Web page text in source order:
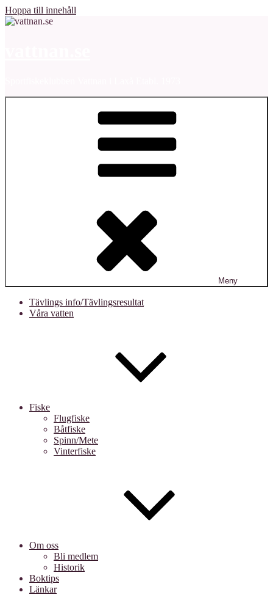
Hoppa till innehåll
Meny
Tävlings info/Tävlingsresultat
Våra vatten
Fiske
Flugfiske
Båtfiske
Spinn/Mete
Vinterfiske
Om oss
Bli medlem
Historik
Boktips
Länkar